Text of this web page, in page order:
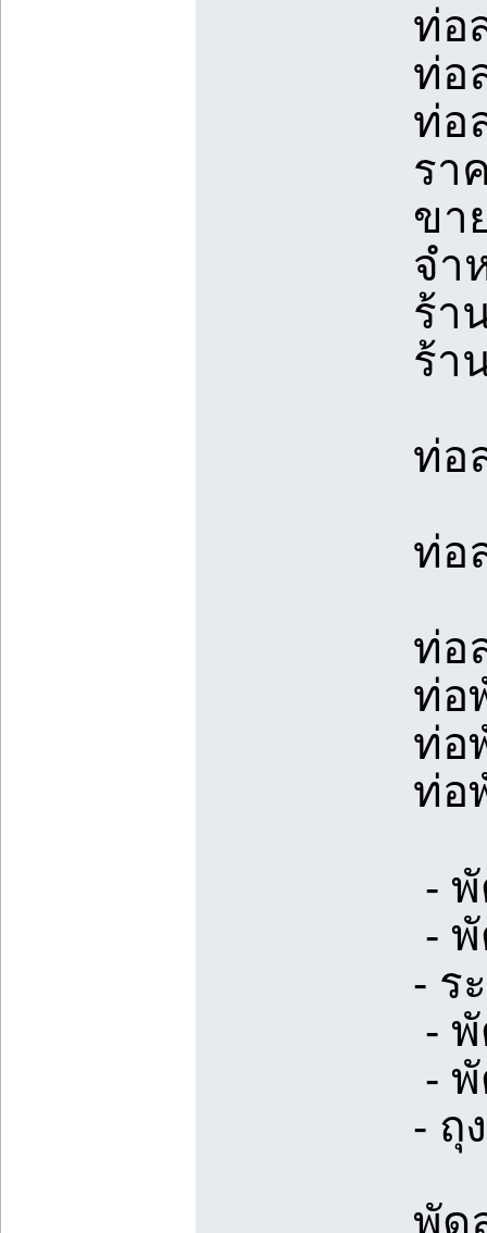
ท่อ
ท่อ
ท่อ
รา
ขา
จำ
ร้า
ร้า
ท่อ
ท่อ
ท่อ
ท่อ
ท่อ
ท่อ
-
-
- ร
-
-
- ถุ
พัด